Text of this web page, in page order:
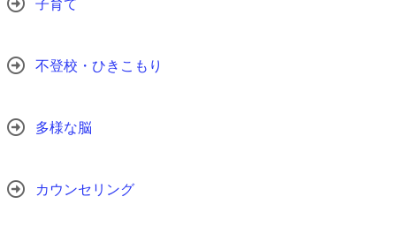
子育て
不登校・ひきこもり
多様な脳
カウンセリング